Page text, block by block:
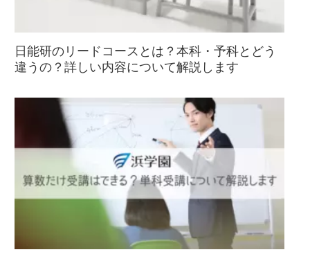
日能研のリードコースとは？本科・予科とどう
違うの？詳しい内容について解説します